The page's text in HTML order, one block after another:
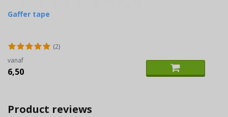
Gaffer tape
(2)
vanaf
6,50
Product reviews